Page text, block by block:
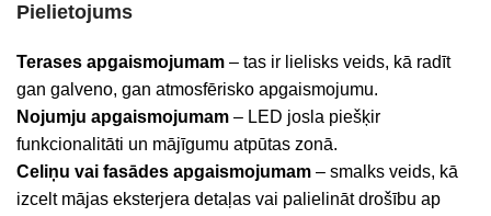
Pielietojums
Terases apgaismojumam – tas ir lielisks veids, kā radīt
gan galveno, gan atmosfērisko apgaismojumu.
Nojumju apgaismojumam – LED josla piešķir
funkcionalitāti un mājīgumu atpūtas zonā.
Celiņu vai fasādes apgaismojumam – smalks veids, kā
izcelt mājas eksterjera detaļas vai palielināt drošību ap